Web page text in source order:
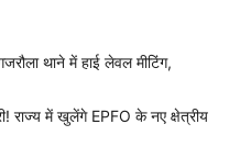
थाने में हाई लेवल मीटिंग,
राज्य में खुलेंगे EPFO के नए क्षेत्रीय